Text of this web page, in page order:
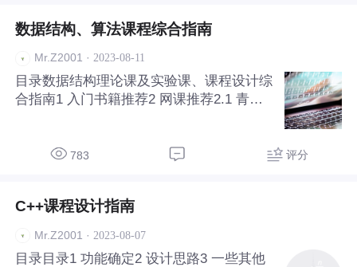
数据结构、算法课程综合指南
Mr.Z2001 · 2023-08-11
目录数据结构理论课及实验课、课程设计综
合指南1 入门书籍推荐2 网课推荐2.1 青岛
数据结构理论课及实验课、课程设计综合指
783 评分
C++课程设计指南
Mr.Z2001 · 2023-08-07
目录目录1 功能确定2 设计思路3 一些其他